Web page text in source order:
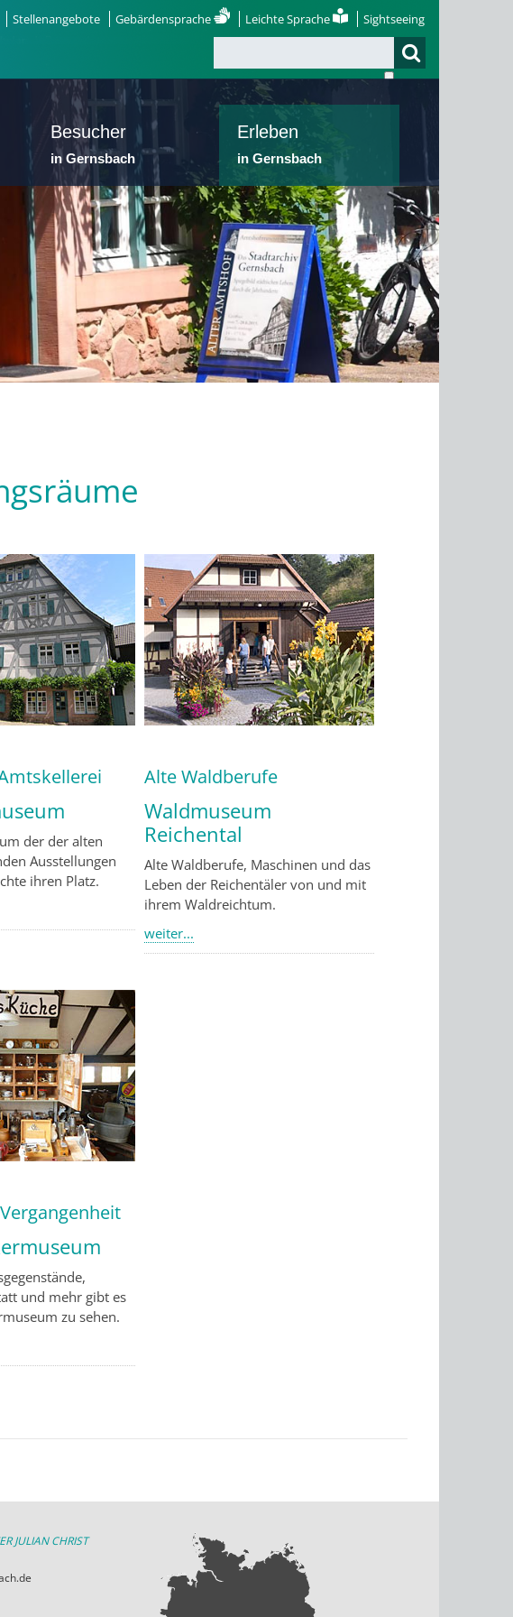
Stellenangebote Gebärdensprache Leichte Sprache Sightseeing
Besucher
in Gernsbach
Erleben
in Gernsbach
der der alten
Ausstellungen
ihren Platz.
Alte Waldberufe
Waldmuseum
Reichental
Alte Waldberufe, Maschinen und das
Leben der Reichentäler von und mit
ihrem Waldreichtum.
weiter...
und mehr gibt es
zu sehen.
JULIAN CHRIST